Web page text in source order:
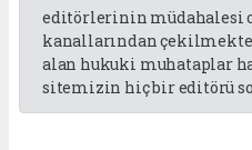
editörlerinin müdahalesi
kanallarından
alan hukuki muhataplar
sitemizin hiç bir editörü